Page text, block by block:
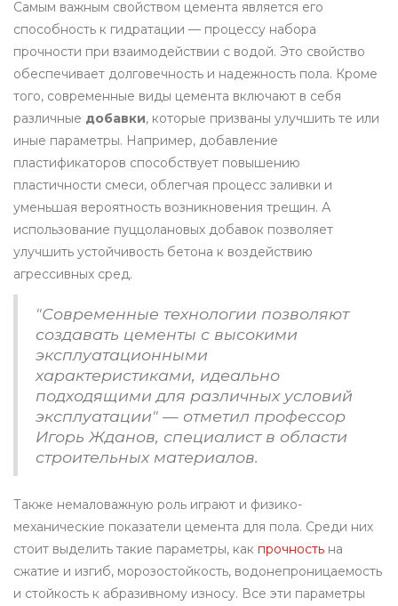
Самым важным свойством цемента является его
способность к гидратации — процессу набора
прочности при взаимодействии с водой. Это свойство
обеспечивает долговечность и надежность пола. Кроме
того, современные виды цемента включают в себя
различные добавки, которые призваны улучшить те или
иные параметры. Например, добавление
пластификаторов способствует повышению
пластичности смеси, облегчая процесс заливки и
уменьшая вероятность возникновения трещин. А
использование пуццолановых добавок позволяет
улучшить устойчивость бетона к воздействию
агрессивных сред.
"Современные технологии позволяют
создавать цементы с высокими
эксплуатационными
характеристиками, идеально
подходящими для различных условий
эксплуатации" — отметил профессор
Игорь Жданов, специалист в области
строительных материалов.
Также немаловажную роль играют и физико-
механические показатели цемента для пола. Среди них
стоит выделить такие параметры, как прочность на
сжатие и изгиб, морозостойкость, водонепроницаемость
и стойкость к абразивному износу. Все эти параметры